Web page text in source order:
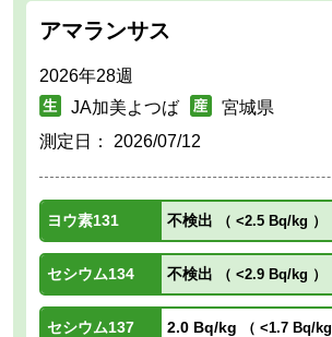
アマランサス
2026年28週
JA加美よつば
宮城県
測定日： 2026/07/12
ヨウ素131 不検出 （ <2.5 Bq/kg ）
セシウム134 不検出 （ <2.9 Bq/kg ）
セシウム137 2.0 Bq/kg （ <1.7 Bq/kg